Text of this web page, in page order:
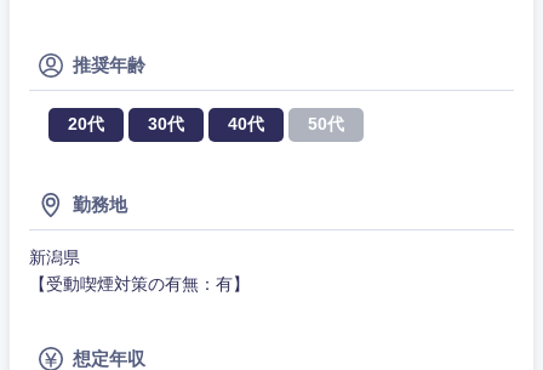
推奨年齢
20代 30代 40代 50代
勤務地
新潟県
【受動喫煙対策の有無：有】
想定年収